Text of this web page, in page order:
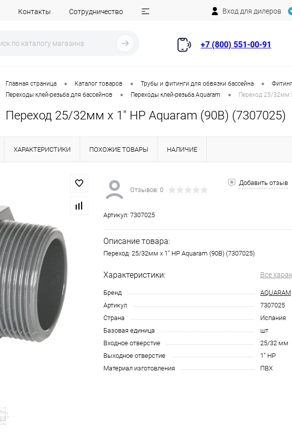
Контакты Сотрудничество Вход для дилеров
+7 (800) 551-00-91
Главная страница • Каталог товаров • Трубы и фитинги для обвязки бассейна •
Переходы клей-резьба для бассейнов • Переходы клей-резьба Aquaram • Переход 25/32мм
Переход 25/32мм x 1" НР Aquaram (90В) (7307025)
ХАРАКТЕРИСТИКИ ПОХОЖИЕ ТОВАРЫ НАЛИЧИЕ
Отзывов: 0
Добавить отзыв
Артикул: 7307025
Описание товара:
Переход 25/32мм x 1" НР Aquaram (90В) (7307025)
Характеристики: Все
Бренд
AQUARAM
Артикул
7307025
Страна
Испания
Базовая единица
шт
Входное отверстие
25/32 мм
Выходное отверстие
1" НР
Материал изготовления
ПВХ